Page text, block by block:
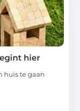
hier
huis te gaan